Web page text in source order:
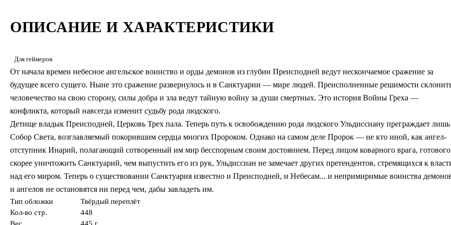
ОПИСАНИЕ И ХАРАКТЕРИСТИКИ
Для геймеров
От начала времен небесное ангельское воинство и орды демонов из глубин Преисподней ведут нескончаемое сражение за
будущее всего сущего. Ныне это сражение развернулось и в Санктуарии — мире людей. Преисполненные решимости
человечество на свою сторону, силы добра и зла ведут тайную войну за души смертных. Это история Войны Греха —
конфликта, который навсегда изменит судьбу рода людского.
Детище владык Преисподней, Церковь Трех пала. Теперь путь к освобождению рода людского Ульдиссиану преграждает лишь
Собор Света, возглавляемый покорившим сердца многих Пророком. Однако на самом деле Пророк — не кто иной, как ангел-
отступник Инарий, полагающий сотворенный им мир бесспорным своим достоянием. Перед лицом коварного врага, готового
скорее уничтожить Санктуарий, чем выпустить его из рук, Ульдиссиан не замечает других претендентов, стремящихся к
над его миром. Теперь о существовании Санктуария известно и Преисподней, и Небесам... и непримиримые воинства
и ангелов не остановятся ни перед чем, дабы завладеть им.
Тип обложки
Твёрдый переплёт
Кол-во стр.
448